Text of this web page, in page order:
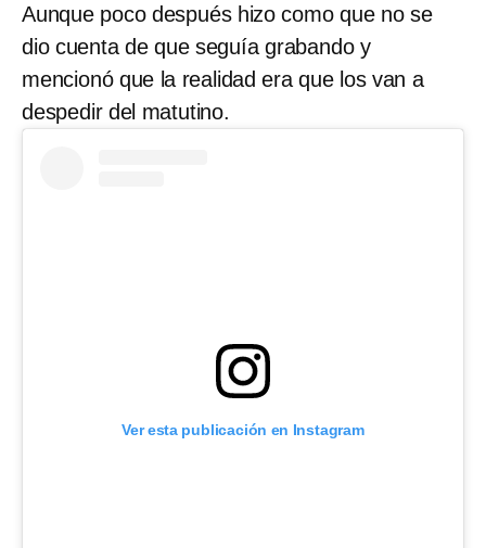
Aunque poco después hizo como que no se
dio cuenta de que seguía grabando y
mencionó que la realidad era que los van a
despedir del matutino.
Ver esta publicación en Instagram